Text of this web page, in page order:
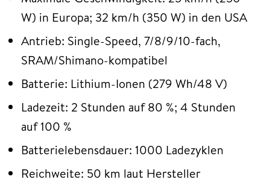
W) in Europa; 32 km/h (350 W) in den USA
Antrieb: Single-Speed, 7/8/9/10-fach,
SRAM/Shimano-kompatibel
Batterie: Lithium-Ionen (279 Wh/48 V)
Ladezeit: 2 Stunden auf 80 %; 4 Stunden
auf 100 %
Batterielebensdauer: 1000 Ladezyklen
Reichweite: 50 km laut Hersteller